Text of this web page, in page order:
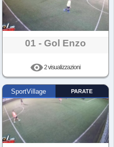
01 - Gol Enzo
2 visualizzazioni
SportVillage PARATE